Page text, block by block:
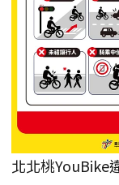
北北桃YouBike